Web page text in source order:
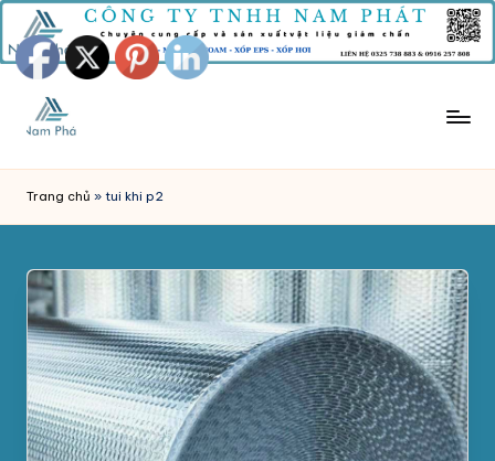
Skip
content
Ú
T
X
Ố
P
C
H
Ố
Tnhh
Mút
Xốp
Nam
Phát
chuyên
sản
xuất
Trang chủ » tui khi p2